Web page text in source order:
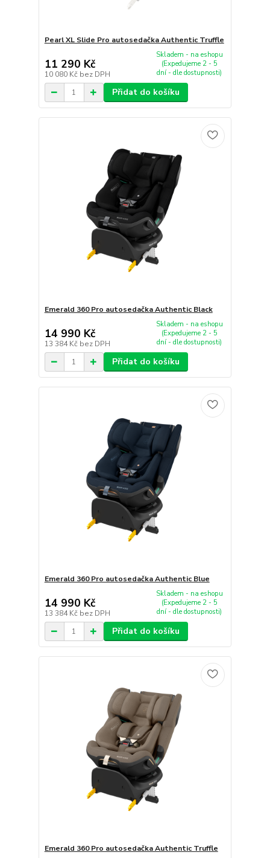
Pearl XL Slide Pro autosedačka Authentic Truffle
11 290 Kč
10 080 Kč bez DPH
Skladem - na eshopu
(Expedujeme 2 - 5
dní - dle dostupnosti)
Přidat do košíku
Emerald 360 Pro autosedačka Authentic Black
14 990 Kč
13 384 Kč bez DPH
Skladem - na eshopu
(Expedujeme 2 - 5
dní - dle dostupnosti)
Přidat do košíku
Emerald 360 Pro autosedačka Authentic Blue
14 990 Kč
13 384 Kč bez DPH
Skladem - na eshopu
(Expedujeme 2 - 5
dní - dle dostupnosti)
Přidat do košíku
Emerald 360 Pro autosedačka Authentic Truffle